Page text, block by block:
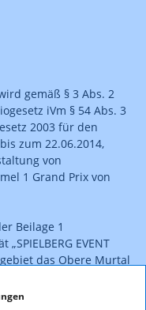
gemäß § 3 Abs. 2
iVm § 54 Abs. 3
2003 für den
zum 22.06.2014,
von
1 Grand Prix von
Beilage 1
EVENT
das Obere Murtal
ist rechtskräftig.